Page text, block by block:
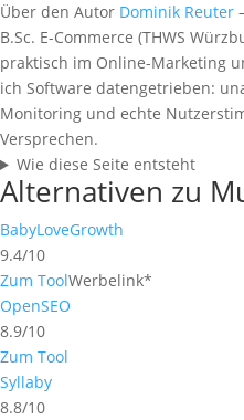
Über den Autor Dominik Reuter
B.Sc. E-Commerce (THWS
praktisch im Online-Marketing
ich Software datengetrieben:
Monitoring und echte
Versprechen.
Wie diese Seite entsteht
Alternativen zu
BabyLoveGrowth
9.4/10
Zum ToolWerbelink*
OpenSEO
8.9/10
Zum Tool
Syllaby
8.8/10